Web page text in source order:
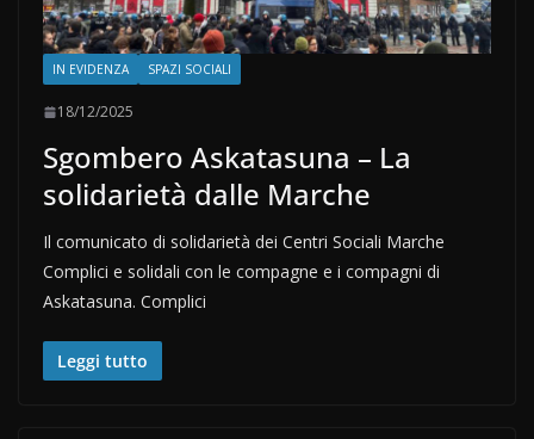
IN EVIDENZA SPAZI SOCIALI
18/12/2025
Sgombero Askatasuna – La
solidarietà dalle Marche
Il comunicato di solidarietà dei Centri Sociali Marche
Complici e solidali con le compagne e i compagni di
Askatasuna. Complici
Leggi tutto